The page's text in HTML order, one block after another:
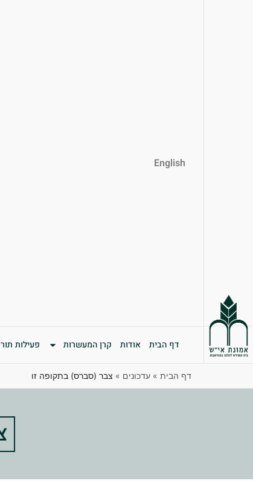
English
דף הבית אודות קרן המעשרות פעילות
דף הבית » עדכונים » צבר (סברס) בתקופה זו